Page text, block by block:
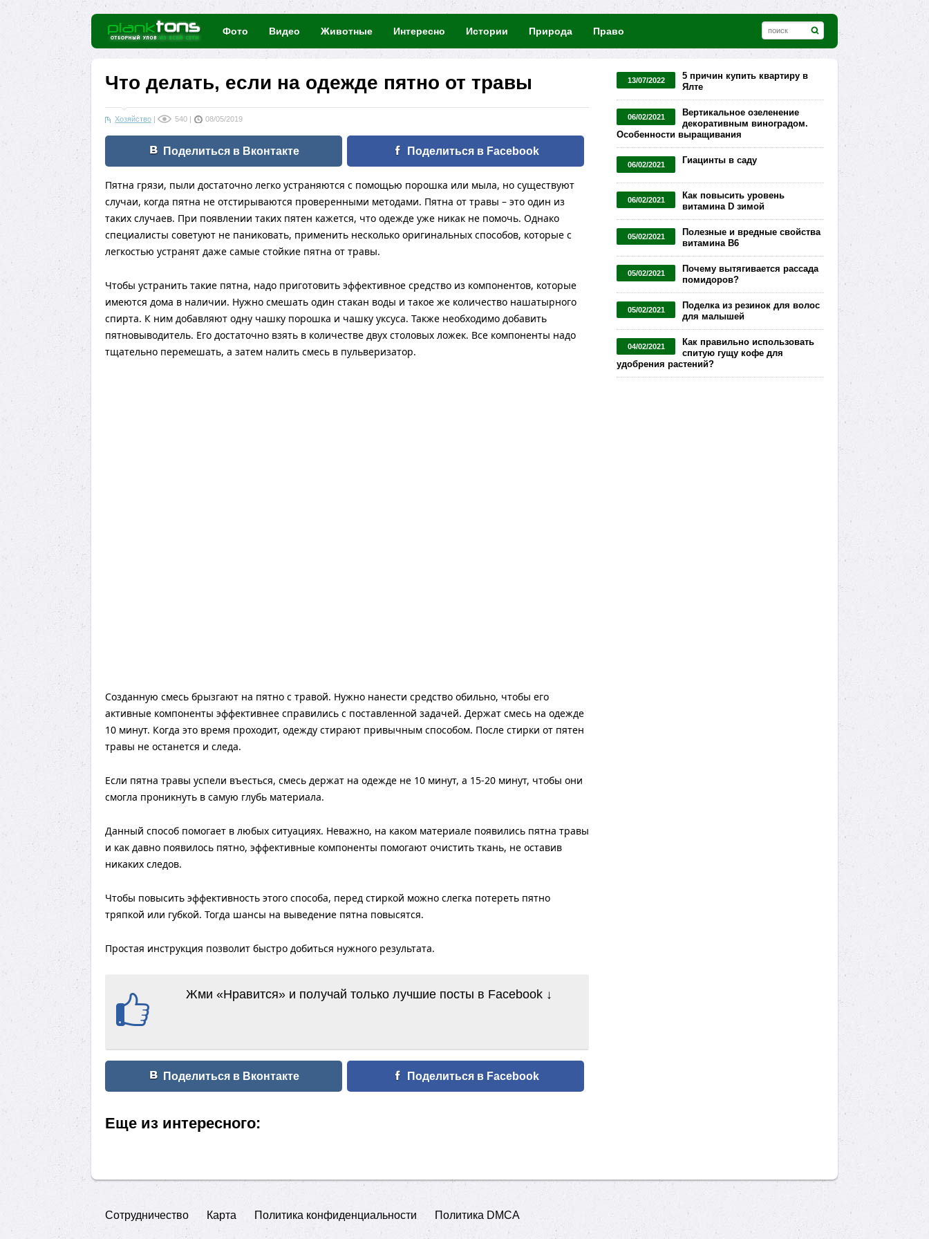
Фото Видео Животные Интересно Истории Природа Право
Что делать, если на одежде пятно от травы
Хозяйство | 540 | 08/05/2019
Поделиться в Вконтакте Поделиться в Facebook
Пятна грязи, пыли достаточно легко устраняются с помощью порошка или мыла, но существуют
случаи, когда пятна не отстирываются проверенными методами. Пятна от травы – это один из
таких случаев. При появлении таких пятен кажется, что одежде уже никак не помочь. Однако
специалисты советуют не паниковать, применить несколько оригинальных способов, которые с
легкостью устранят даже самые стойкие пятна от травы.
Чтобы устранить такие пятна, надо приготовить эффективное средство из компонентов, которые
имеются дома в наличии. Нужно смешать один стакан воды и такое же количество нашатырного
спирта. К ним добавляют одну чашку порошка и чашку уксуса. Также необходимо добавить
пятновыводитель. Его достаточно взять в количестве двух столовых ложек. Все компоненты надо
тщательно перемешать, а затем налить смесь в пульверизатор.
Созданную смесь брызгают на пятно с травой. Нужно нанести средство обильно, чтобы его
активные компоненты эффективнее справились с поставленной задачей. Держат смесь на одежде
10 минут. Когда это время проходит, одежду стирают привычным способом. После стирки от пятен
травы не останется и следа.
Если пятна травы успели въесться, смесь держат на одежде не 10 минут, а 15-20 минут, чтобы они
смогла проникнуть в самую глубь материала.
Данный способ помогает в любых ситуациях. Неважно, на каком материале появились пятна травы
и как давно появилось пятно, эффективные компоненты помогают очистить ткань, не оставив
никаких следов.
Чтобы повысить эффективность этого способа, перед стиркой можно слегка потереть пятно
тряпкой или губкой. Тогда шансы на выведение пятна повысятся.
Простая инструкция позволит быстро добиться нужного результата.
Жми «Нравится» и получай только лучшие посты в Facebook ↓
Поделиться в Вконтакте Поделиться в Facebook
13/07/2022
5 причин купить квартиру в
Ялте
06/02/2021
Вертикальное озеленение
декоративным виноградом.
Особенности выращивания
06/02/2021 Гиацинты в саду
06/02/2021
Как повысить уровень
витамина D зимой
05/02/2021
Полезные и вредные свойства
витамина В6
05/02/2021
Почему вытягивается рассада
помидоров?
05/02/2021
Поделка из резинок для волос
для малышей
04/02/2021
Как правильно использовать
спитую гущу кофе для
удобрения растений?
Еще из интересного:
Сотрудничество Карта Политика конфиденциальности Политика DMCA